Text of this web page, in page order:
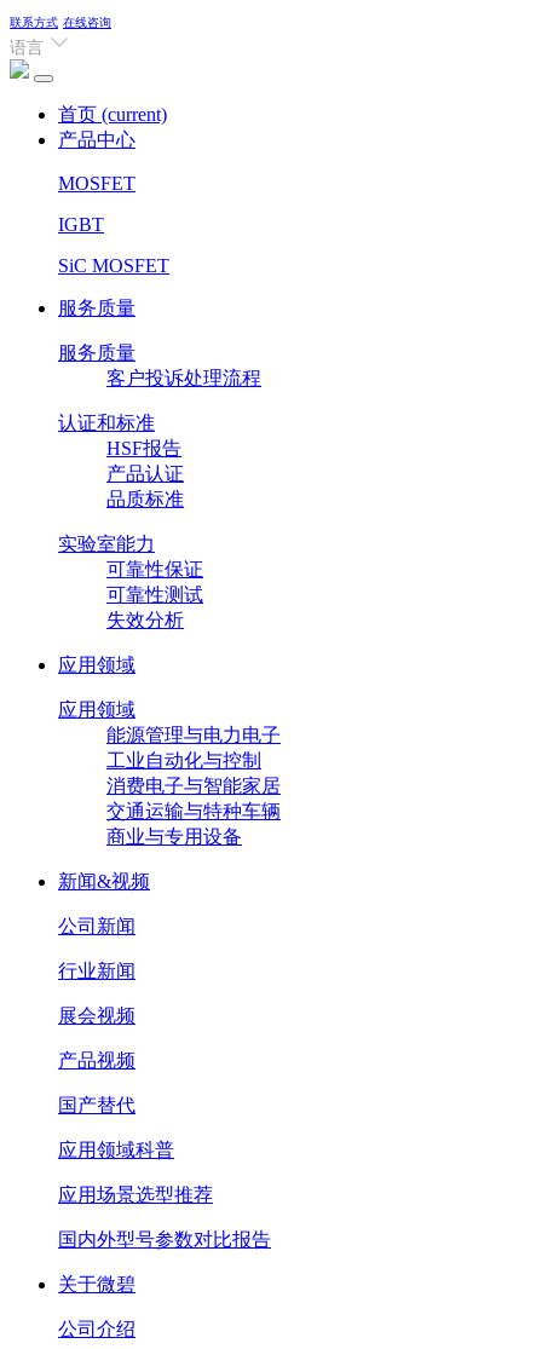
联系方式 在线咨询
语言
首页 (current)
产品中心
MOSFET
IGBT
SiC MOSFET
服务质量
服务质量
客户投诉处理流程
认证和标准
HSF报告
产品认证
品质标准
实验室能力
可靠性保证
可靠性测试
失效分析
应用领域
应用领域
能源管理与电力电子
工业自动化与控制
消费电子与智能家居
交通运输与特种车辆
商业与专用设备
新闻&视频
公司新闻
行业新闻
展会视频
产品视频
国产替代
应用领域科普
应用场景选型推荐
国内外型号参数对比报告
关于微碧
公司介绍